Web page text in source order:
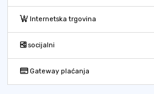
Internetska trgovina
socijalni
Gateway plaćanja